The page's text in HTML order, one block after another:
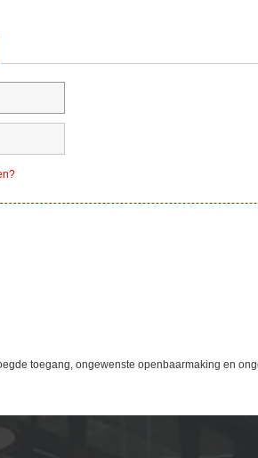
toegang, ongewenste openbaarmaking en